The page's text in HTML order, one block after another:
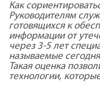
Как
Руководителям
готовящихся к
информации от
через 3-5 лет
называемые
Такая оценка
технологии,